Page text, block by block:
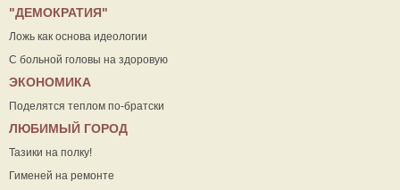
"ДЕМОКРАТИЯ"
Ложь как основа идеологии
С больной головы на здоровую
ЭКОНОМИКА
Поделятся теплом по-братски
ЛЮБИМЫЙ ГОРОД
Тазики на полку!
Гименей на ремонте